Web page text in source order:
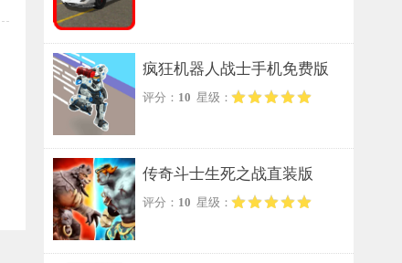
疯狂机器人战士手机免费版
评分： 10 星级：
传奇斗士生死之战直装版
评分： 10 星级：